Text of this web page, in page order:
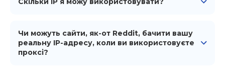
поєднанні з привабливою ціною, починаючи від $6
необмежену кількість IP, що забезпечує гнучкість і
масштабованість для ваших потреб.
Чи можуть сайти, як-от Reddit, бачити вашу
реальну IP-адресу, коли ви використовуєте
проксі?